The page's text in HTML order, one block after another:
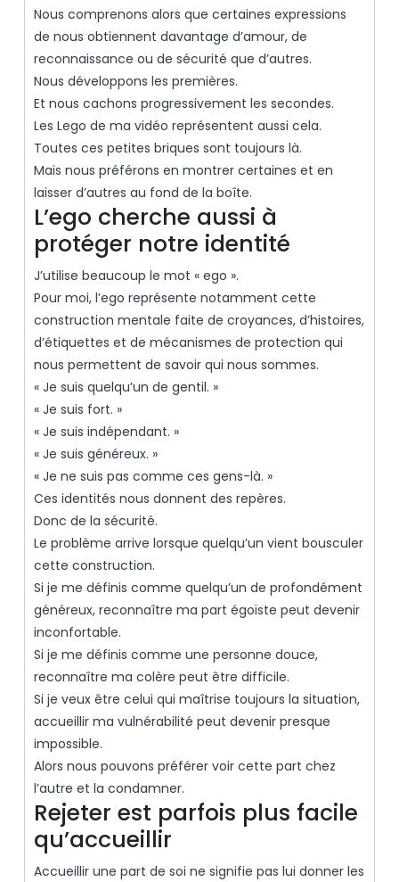
Nous comprenons alors que certaines expressions
de nous obtiennent davantage d’amour, de
reconnaissance ou de sécurité que d’autres.
Nous développons les premières.
Et nous cachons progressivement les secondes.
Les Lego de ma vidéo représentent aussi cela.
Toutes ces petites briques sont toujours là.
Mais nous préférons en montrer certaines et en
laisser d’autres au fond de la boîte.
L’ego cherche aussi à
protéger notre identité
J’utilise beaucoup le mot « ego ».
Pour moi, l’ego représente notamment cette
construction mentale faite de croyances, d’histoires,
d’étiquettes et de mécanismes de protection qui
nous permettent de savoir qui nous sommes.
« Je suis quelqu’un de gentil. »
« Je suis fort. »
« Je suis indépendant. »
« Je suis généreux. »
« Je ne suis pas comme ces gens-là. »
Ces identités nous donnent des repères.
Donc de la sécurité.
Le problème arrive lorsque quelqu’un vient bousculer
cette construction.
Si je me définis comme quelqu’un de profondément
généreux, reconnaître ma part égoïste peut devenir
inconfortable.
Si je me définis comme une personne douce,
reconnaître ma colère peut être difficile.
Si je veux être celui qui maîtrise toujours la situation,
accueillir ma vulnérabilité peut devenir presque
impossible.
Alors nous pouvons préférer voir cette part chez
l’autre et la condamner.
Rejeter est parfois plus facile
qu’accueillir
Accueillir une part de soi ne signifie pas lui donner les